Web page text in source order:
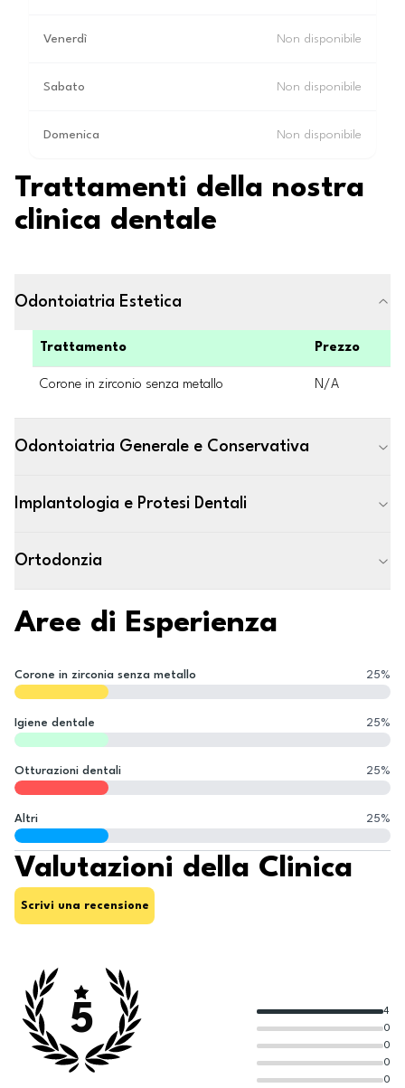
Venerdì Non disponibile
Sabato Non disponibile
Domenica Non disponibile
Trattamenti della nostra
clinica dentale
Odontoiatria Estetica
Trattamento Prezzo
Corone in zirconio senza metallo N/A
Odontoiatria Generale e Conservativa
Implantologia e Protesi Dentali
Ortodonzia
Aree di Esperienza
Corone in zirconia senza metallo 25%
Igiene dentale 25%
Otturazioni dentali 25%
Altri 25%
Valutazioni della Clinica
Scrivi una recensione
5
0
0
0
0
4